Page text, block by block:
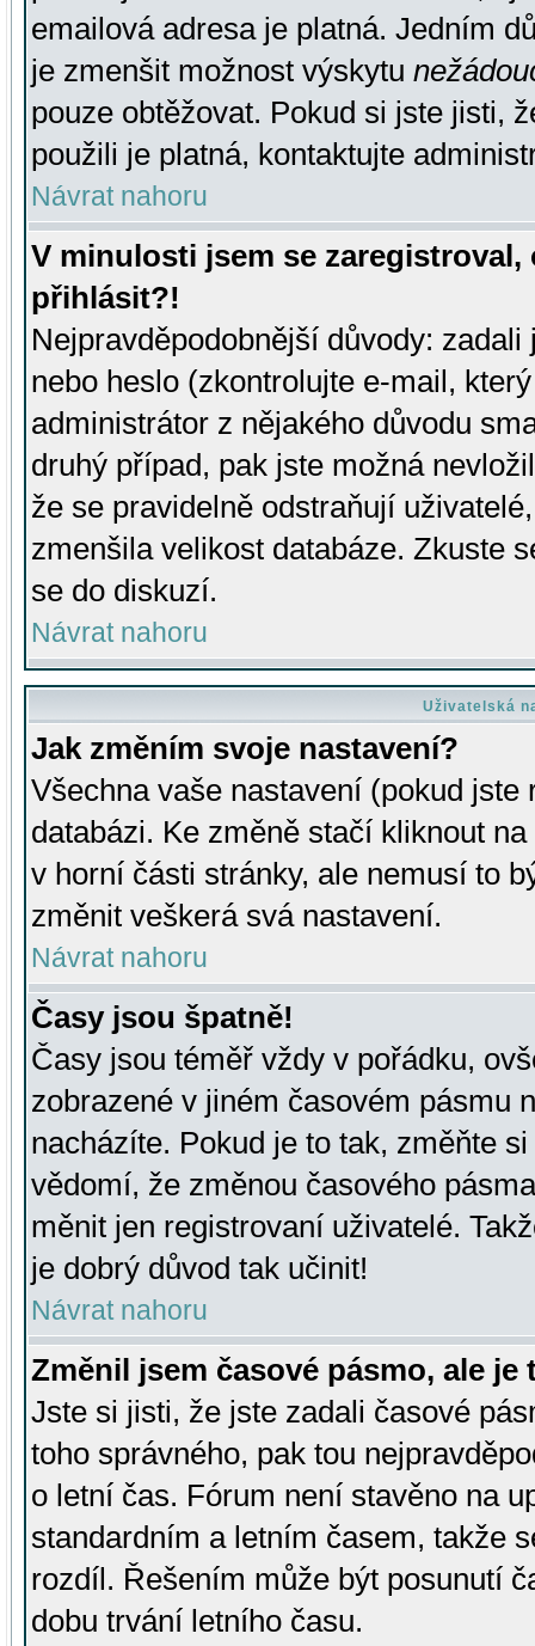
emailová adresa je platná. Jedním
je zmenšit možnost výskytu
pouze obtěžovat. Pokud si jste jisti,
použili je platná, kontaktujte
Návrat nahoru
V minulosti jsem se
přihlásit?!
Nejpravděpodobnější důvody:
nebo heslo (zkontrolujte e-mail,
administrátor z nějakého důvodu
druhý případ, pak jste možná
že se pravidelně odstraňují
zmenšila velikost databáze. Zkuste
se do diskuzí.
Návrat nahoru
Uživatelská
Jak změním svoje nastavení?
Všechna vaše nastavení (pokud
databázi. Ke změně stačí kliknout
v horní části stránky, ale nemusí to
změnit veškerá svá nastavení.
Návrat nahoru
Časy jsou špatně!
Časy jsou téměř vždy v pořádku,
zobrazené v jiném časovém pásmu
nacházíte. Pokud je to tak, změňte
vědomí, že změnou časového
měnit jen registrovaní uživatelé.
je dobrý důvod tak učinit!
Návrat nahoru
Změnil jsem časové pásmo, ale je
Jste si jisti, že jste zadali časové
toho správného, pak tou
o letní čas. Fórum není stavěno na
standardním a letním časem, takže
rozdíl. Řešením může být posunutí
dobu trvání letního času.